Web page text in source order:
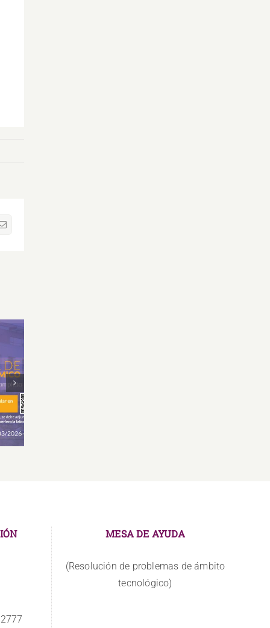
Correo
MESA DE AYUDA
(Resolución de problemas de ámbito
tecnológico)